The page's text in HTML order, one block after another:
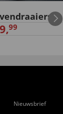
99
Nieuwsbrief